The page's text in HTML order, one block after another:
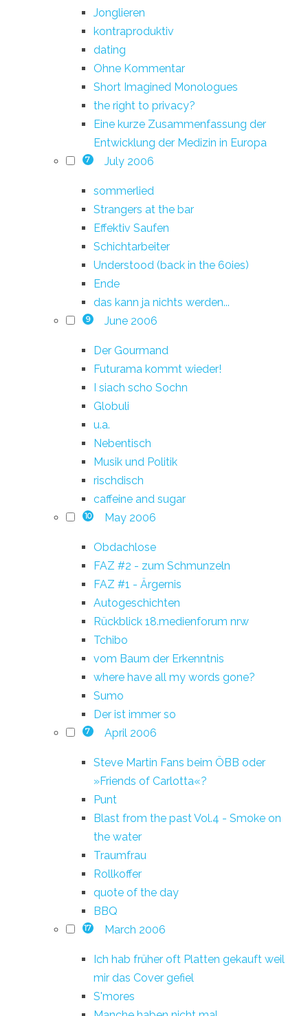
Jonglieren
kontraproduktiv
dating
Ohne Kommentar
Short Imagined Monologues
the right to privacy?
Eine kurze Zusammenfassung der
Entwicklung der Medizin in Europa
7 July 2006
sommerlied
Strangers at the bar
Effektiv Saufen
Schichtarbeiter
Understood (back in the 60ies)
Ende
das kann ja nichts werden...
9 June 2006
Der Gourmand
Futurama kommt wieder!
I siach scho Sochn
Globuli
u.a.
Nebentisch
Musik und Politik
rischdisch
caffeine and sugar
10 May 2006
Obdachlose
FAZ #2 - zum Schmunzeln
FAZ #1 - Ärgernis
Autogeschichten
Rückblick 18.medienforum nrw
Tchibo
vom Baum der Erkenntnis
where have all my words gone?
Sumo
Der ist immer so
7 April 2006
Steve Martin Fans beim ÖBB oder
»Friends of Carlotta«?
Punt
Blast from the past Vol.4 - Smoke on
the water
Traumfrau
Rollkoffer
quote of the day
BBQ
17 March 2006
Ich hab früher oft Platten gekauft weil
mir das Cover gefiel
S'mores